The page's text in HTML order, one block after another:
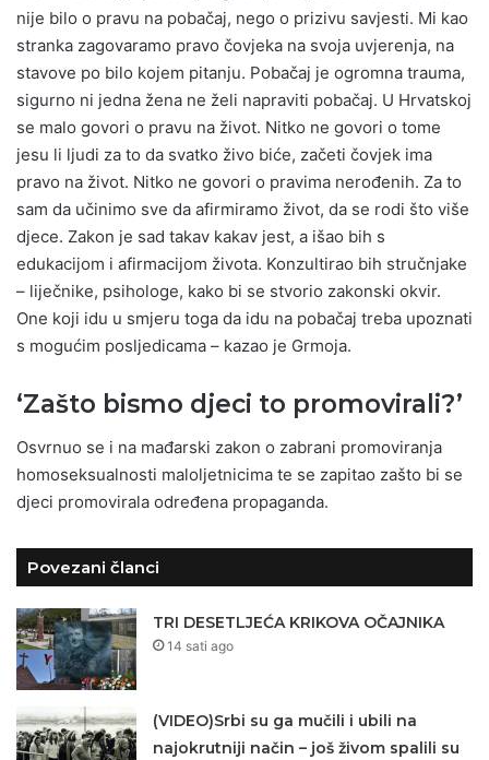
nije bilo o pravu na pobačaj, nego o prizivu savjesti. Mi kao
stranka zagovaramo pravo čovjeka na svoja uvjerenja, na
stavove po bilo kojem pitanju. Pobačaj je ogromna trauma,
sigurno ni jedna žena ne želi napraviti pobačaj. U Hrvatskoj
se malo govori o pravu na život. Nitko ne govori o tome
jesu li ljudi za to da svatko živo biće, začeti čovjek ima
pravo na život. Nitko ne govori o pravima nerođenih. Za to
sam da učinimo sve da afirmiramo život, da se rodi što više
djece. Zakon je sad takav kakav jest, a išao bih s
edukacijom i afirmacijom života. Konzultirao bih stručnjake
– liječnike, psihologe, kako bi se stvorio zakonski okvir.
One koji idu u smjeru toga da idu na pobačaj treba upoznati
s mogućim posljedicama – kazao je Grmoja.
‘Zašto bismo djeci to promovirali?’
Osvrnuo se i na mađarski zakon o zabrani promoviranja
homoseksualnosti maloljetnicima te se zapitao zašto bi se
djeci promovirala određena propaganda.
Povezani članci
TRI DESETLJEĆA KRIKOVA OČAJNIKA
14 sati ago
(VIDEO)Srbi su ga mučili i ubili na
najokrutniji način – još živom spalili su